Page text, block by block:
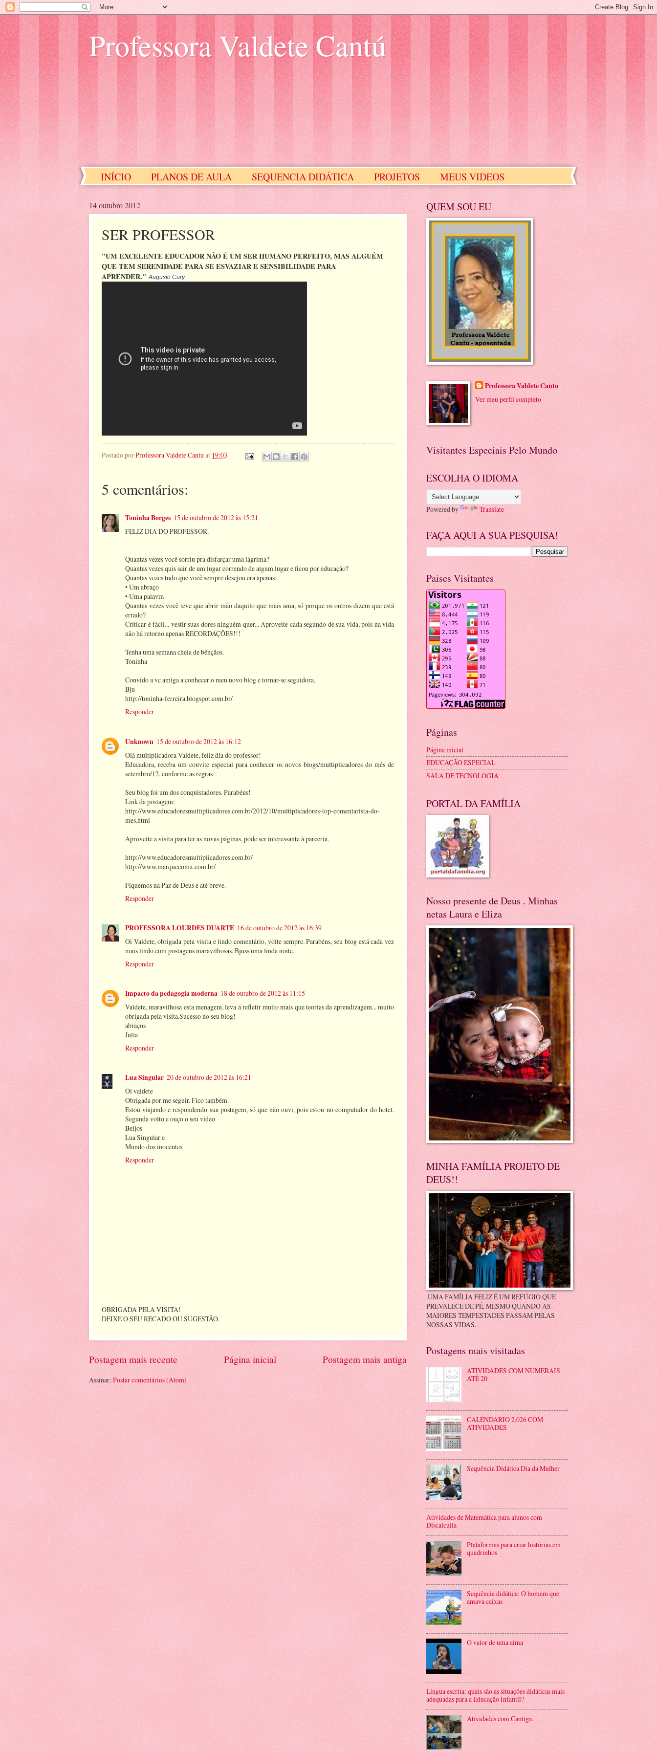
Professora Valdete Cantú
INÍCIO PLANOS DE AULA SEQUENCIA DIDÁTICA PROJETOS
MEUS VIDEOS
14 outubro 2012
SER PROFESSOR
"UM EXCELENTE EDUCADOR NÃO É UM SER HUMANO PERFEITO, MAS ALGUÉM
QUE TEM SERENIDADE PARA SE ESVAZIAR E SENSIBILIDADE PARA
APRENDER."Augusto Cury
Postado porProfessora Valdete Cantuat 19:03
5 comentários:
Toninha Borges 15 de outubro de 2012 às 15:21
FELIZ DIA DO PROFESSOR.
Quantas vezes você sorriu pra disfarçar uma lágrima?
Quantas vezes quis sair de um lugar correndo de algum lugar e ficou por educação?
Quantas vezes tudo que você sempre desejou era apenas:
• Um abraço
• Uma palavra
Quantas vezes você teve que abrir mão daquilo que mais ama, só porque os outros dizem que está
errado?
Criticar é fácil... vestir suas dores ninguém quer... Aproveite cada segundo de sua vida, pois na vida
não há retorno apenas RECORDAÇÕES!!!
Tenha uma semana cheia de bênçãos.
Toninha
Convido a vc amiga a conhecer o meu novo blog e tornar-se seguidora.
Bju
http://toninha-ferreira.blogspot.com.br/
Responder
Unknown 15 de outubro de 2012 às 16:12
Olá multiplicadora Valdete, feliz dia do professor!
Educadora, receba um convite especial para conhecer os novos blogs/multiplicadores do mês de
setembro/12, conforme as regras.
Seu blog foi um dos conquistadores. Parabéns!
Link da postagem:
http://www.educadoresmultiplicadores.com.br/2012/10/multiplicadores-top-comentarista-do-
mes.html
Aproveite a visita para ler as novas páginas, pode ser interessante à parceria.
http://www.educadoresmultiplicadores.com.br/
http://www.marquecomx.com.br/
Fiquemos na Paz de Deus e até breve.
Responder
PROFESSORA LOURDES DUARTE 16 de outubro de 2012 às 16:39
Oi Valdete, obrigada pela visita e lindo comentário, volte sempre. Parabéns, seu blog está cada vez
mais lindo com postagens maravilhosas. Bjuss uma linda noite.
Responder
Impacto da pedagogia moderna 18 de outubro de 2012 às 11:15
Valdete, maravilhosa esta menagem, leva á refletir muito mais que teorias da aprendizagem... muito
obrigada pela visita.Sucesso no seu blog!
abraços
Julia
Responder
Lua Singular 20 de outubro de 2012 às 16:21
Oi valdete
Obrigada por me seguir. Fico também.
Estou viajando e respondendo sua postagem, só que não ouvi, pois estou no computador do hotel.
Segunda volto e ouço o seu vídeo
Beijos
Lua Singular e
Mundo dos inocentes
Responder
OBRIGADA PELA VISITA!
DEIXE O SEU RECADO OU SUGESTÃO.
Postagem mais recente Postagem mais antiga
Página inicial
Assinar: Postar comentários (Atom)
QUEM SOU EU
Professora Valdete Cantu
Ver meu perfil completo
Visitantes Especiais Pelo Mundo
ESCOLHA O IDIOMA
Powered by Translate
FAÇA AQUI A SUA PESQUISA!
Paises Visitantes
Páginas
Página inicial
EDUCAÇÃO ESPECIAL
SALA DE TECNOLOGIA
PORTAL DA FAMÍLIA
Nosso presente de Deus . Minhas
netas Laura e Eliza
MINHA FAMÍLIA PROJETO DE
DEUS!!
.UMA FAMÍLIA FELIZ É UM REFÚGIO QUE
PREVALECE DE PÉ, MESMO QUANDO AS
MAIORES TEMPESTADES PASSAM PELAS
NOSSAS VIDAS.
Postagens mais visitadas
ATIVIDADES COM NUMERAIS
ATÉ 20
CALENDARIO 2.026 COM
ATIVIDADES
Sequência Didática Dia da Mulher
Atividades de Matemática para alunos com
Discalculia
Plataformas para criar histórias em
quadrinhos
Sequência didática: O homem que
amava caixas
O valor de uma alma
Língua escrita: quais são as situações didáticas mais
adequadas para a Educação Infantil?
Atividades com Cantiga.